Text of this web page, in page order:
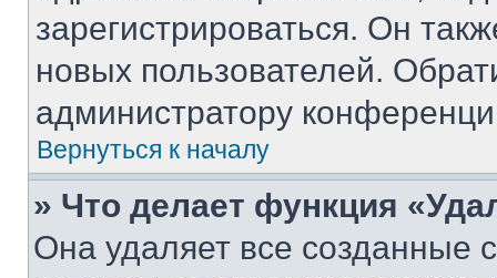
зарегистрироваться. Он
новых пользователей.
администратору
Вернуться к началу
» Что делает функция
Она удаляет все созданные